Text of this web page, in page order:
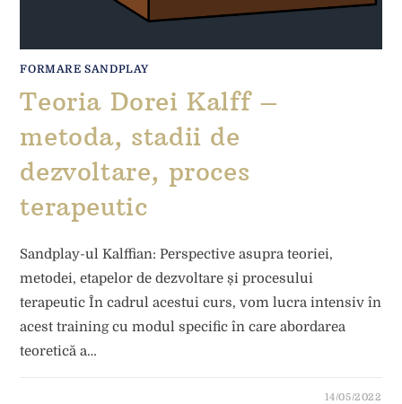
FORMARE SANDPLAY
Teoria Dorei Kalff –
metoda, stadii de
dezvoltare, proces
terapeutic
Sandplay-ul Kalffian: Perspective asupra teoriei,
metodei, etapelor de dezvoltare și procesului
terapeutic În cadrul acestui curs, vom lucra intensiv în
acest training cu modul specific în care abordarea
teoretică a…
14/05/2022